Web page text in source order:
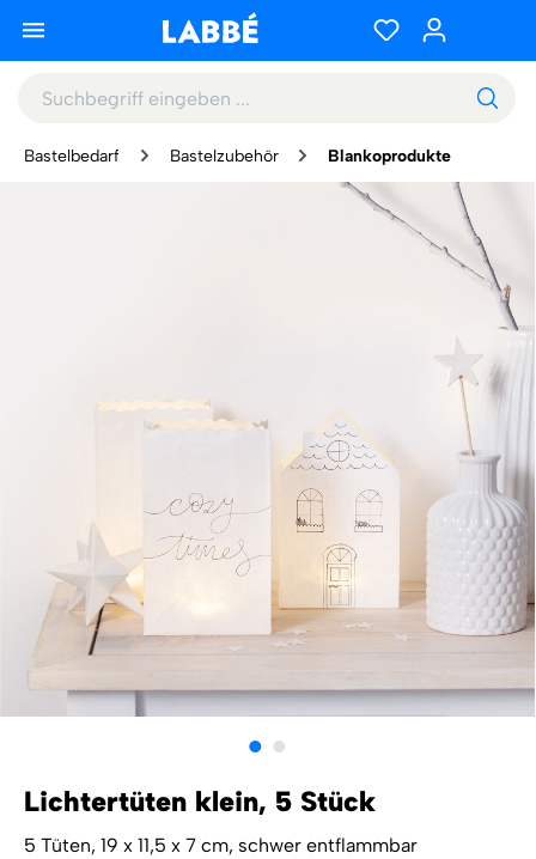
Bastelbedarf Bastelzubehör Blankoprodukte
Lichtertüten klein, 5 Stück
5 Tüten, 19 x 11,5 x 7 cm, schwer entflammbar